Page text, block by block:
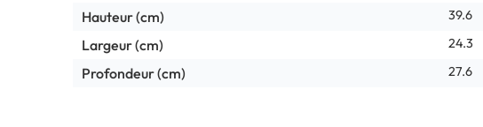
Hauteur (cm) 39.6
Largeur (cm) 24.3
Profondeur (cm) 27.6